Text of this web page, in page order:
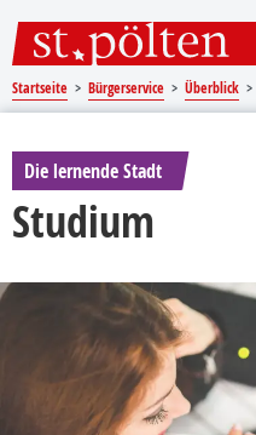
Startseite Bürgerservice Überblick
Die lernende Stadt
Studium